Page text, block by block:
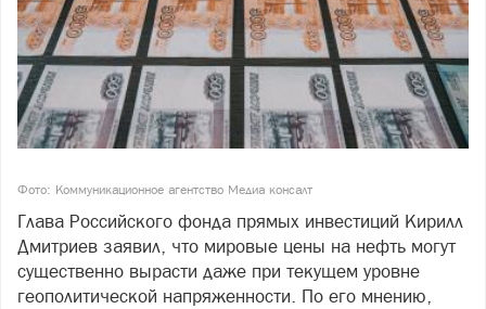
Фото: Коммуникационное агентство Медиа консалт
Глава Российского фонда прямых инвестиций Кирилл
Дмитриев заявил, что мировые цены на нефть могут
существенно вырасти даже при текущем уровне
геополитической напряженности. По его мнению,